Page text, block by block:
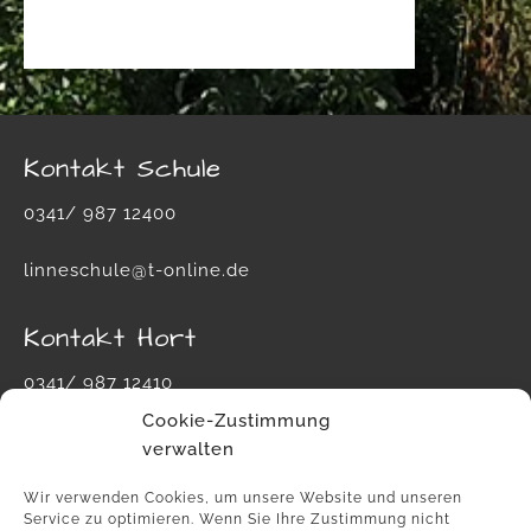
Cookie-Zustimmung
verwalten
Wir verwenden Cookies, um unsere Website und unseren
Service zu optimieren. Wenn Sie Ihre Zustimmung nicht
Kontakt Schule
0341/ 987 12400
linneschule@t-online.de
Kontakt Hort
0341/ 987 12410
hort-carl-von-linne-schule@leipzig.de